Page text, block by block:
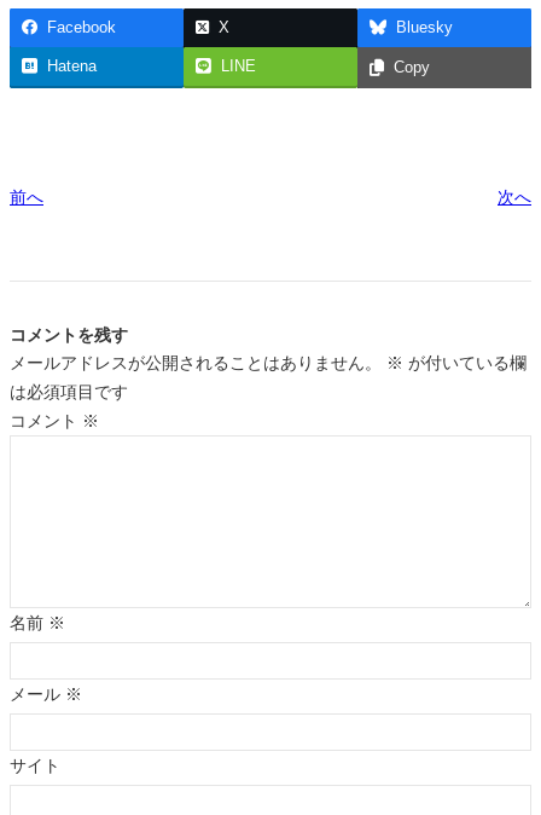
Facebook X Bluesky
Hatena LINE Copy
前へ 次へ
コメントを残す
メールアドレスが公開されることはありません。
※ が付いている欄
は必須項目です
コメント ※
名前 ※
メール ※
サイト